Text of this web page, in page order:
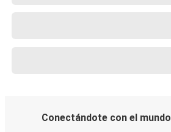
Conectándote con el mundo